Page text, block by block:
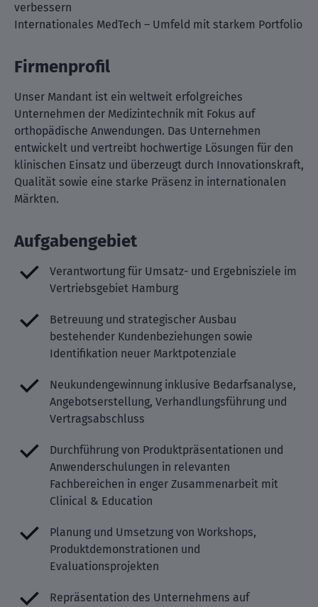
verbessern
Internationales MedTech – Umfeld mit starkem Portfolio
Firmenprofil
Unser Mandant ist ein weltweit erfolgreiches
Unternehmen der Medizintechnik mit Fokus auf
orthopädische Anwendungen. Das Unternehmen
entwickelt und vertreibt hochwertige Lösungen für den
klinischen Einsatz und überzeugt durch Innovationskraft,
Qualität sowie eine starke Präsenz in internationalen
Märkten.
Aufgabengebiet
Verantwortung für Umsatz- und Ergebnisziele im
Vertriebsgebiet Hamburg
Betreuung und strategischer Ausbau
bestehender Kundenbeziehungen sowie
Identifikation neuer Marktpotenziale
Neukundengewinnung inklusive Bedarfsanalyse,
Angebotserstellung, Verhandlungsführung und
Vertragsabschluss
Durchführung von Produktpräsentationen und
Anwenderschulungen in relevanten
Fachbereichen in enger Zusammenarbeit mit
Clinical & Education
Planung und Umsetzung von Workshops,
Produktdemonstrationen und
Evaluationsprojekten
Repräsentation des Unternehmens auf